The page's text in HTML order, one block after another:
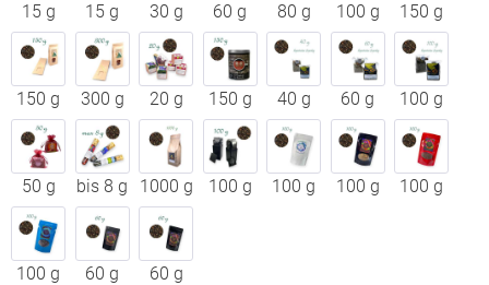
15 g 15 g 30 g 60 g 80 g 100 g 150 g
150 g 300 g 20 g 150 g 40 g 60 g 100 g
50 g bis 8 g 1000 g 100 g 100 g 100 g 100 g
100 g 60 g 60 g